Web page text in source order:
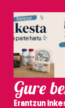
Gure
Erantzun